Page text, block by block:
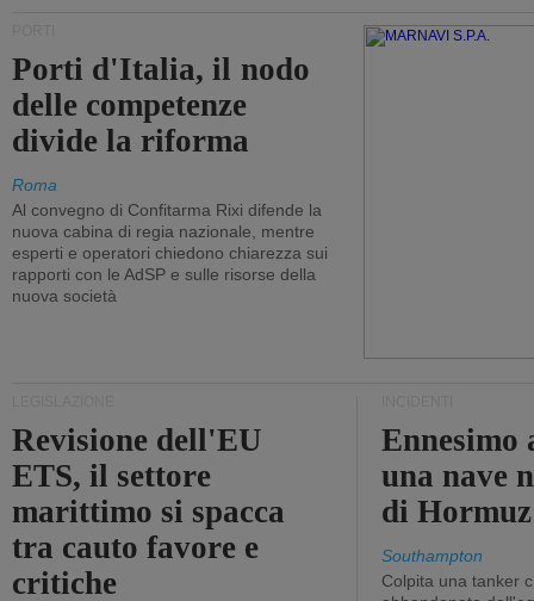
Porti d'Italia, il nodo
delle competenze
divide la riforma
Roma
Al convegno di Confitarma Rixi difende la
nuova cabina di regia nazionale, mentre
esperti e operatori chiedono chiarezza sui
rapporti con le AdSP e sulle risorse della
nuova società
Revisione dell'EU
ETS, il settore
marittimo si spacca
tra cauto favore e
critiche
Ennesimo
una nave
di Hormuz
Southampton
Colpita una tanker